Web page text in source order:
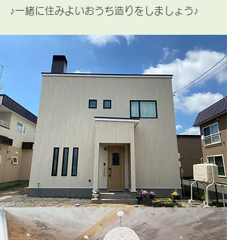
♪一緒に住みよいおうち造りをしましょう♪